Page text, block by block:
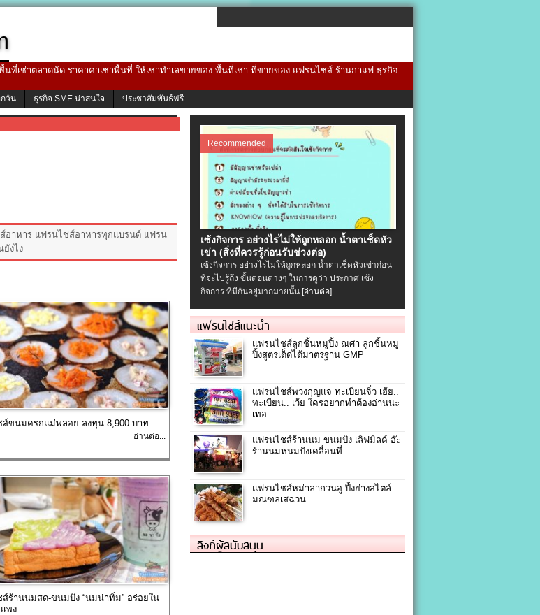
เช่าตลาดนัด ราคาค่าเช่าพื้นที่ ให้เช่าทำเลขายของ พื้นที่เช่า ที่ขายของ แฟรนไชส์ ร้านกาแฟ ธุรกิจ
วัน ธุรกิจ SME น่าสนใจ ประชาสัมพันธ์ฟรี
อาหาร แฟรนไชส์อาหารทุกแบรนด์ แฟรน
งไง
ส์ขนมครกแม่พลอย ลงทุน 8,900 บาท
อ่านต่อ...
ร้านนมสด-ขนมปัง “นมน่าทิ่ม” อร่อยใน
พง
Recommended
เซ้งกิจการ อย่างไรไม่ให้ถูกหลอก น้ำตาเช็ดหัว
เข่า (สิ่งที่ควรรู้ก่อนรับช่วงต่อ)
เซ้งกิจการ อย่างไรไม่ให้ถูกหลอก น้ำตาเช็ดหัวเข่าก่อน
ที่จะไปรู้ถึง ขั้นตอนต่างๆ ในการดูว่า ประกาศ เซ้ง
กิจการ ที่มีกันอยู่มากมายนั้น [อ่านต่อ]
แฟรนไชส์แนะนำ
แฟรนไชส์ลูกชิ้นหมูปิ้ง ณศา ลูกชิ้นหมู
ปิ้งสูตรเด็ดได้มาตรฐาน GMP
แฟรนไชส์พวงกุญแจ ทะเบียนจิ๋ว เฮ้ย..
ทะเบียน.. เว้ย ใครอยากทำต้องอ่านนะ
เทอ
แฟรนไชส์ร้านนม ขนมปัง เลิฟมิลค์ อ๊ะ
ร้านนมหนมปังเคลื่อนที่
แฟรนไชส์หม่าล่ากวนอู ปิ้งย่างสไตล์
มณฑลเสฉวน
ลิงก์ผู้สนับสนุน